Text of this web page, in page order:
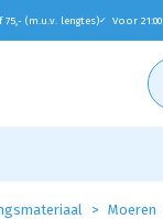
(m.u.v. lengtes)✓ Voor
Moeren